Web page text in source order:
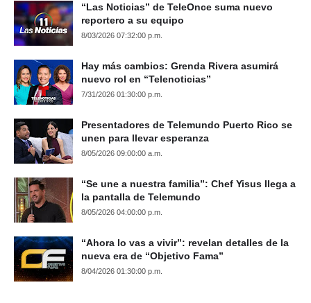
“Las Noticias” de TeleOnce suma nuevo
reportero a su equipo
8/03/2026 07:32:00 p.m.
Hay más cambios: Grenda Rivera asumirá
nuevo rol en “Telenoticias”
7/31/2026 01:30:00 p.m.
Presentadores de Telemundo Puerto Rico se
unen para llevar esperanza
8/05/2026 09:00:00 a.m.
“Se une a nuestra familia”: Chef Yisus llega a
la pantalla de Telemundo
8/05/2026 04:00:00 p.m.
“Ahora lo vas a vivir”: revelan detalles de la
nueva era de “Objetivo Fama”
8/04/2026 01:30:00 p.m.